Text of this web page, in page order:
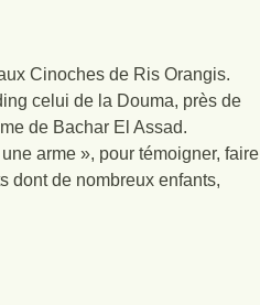
Cinoches de Ris Orangis.
celui de la Douma, près de
de Bachar El Assad.
arme », pour témoigner, faire
dont de nombreux enfants,